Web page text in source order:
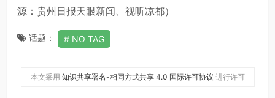
源：贵州日报天眼新闻、视听凉都）
话题： NO TAG
本文采用 知识共享署名-相同方式共享 4.0 国际许可协议 进行许可